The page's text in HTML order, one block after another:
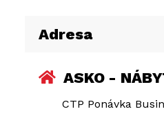
Adresa
ASKO -
CTP Ponávka